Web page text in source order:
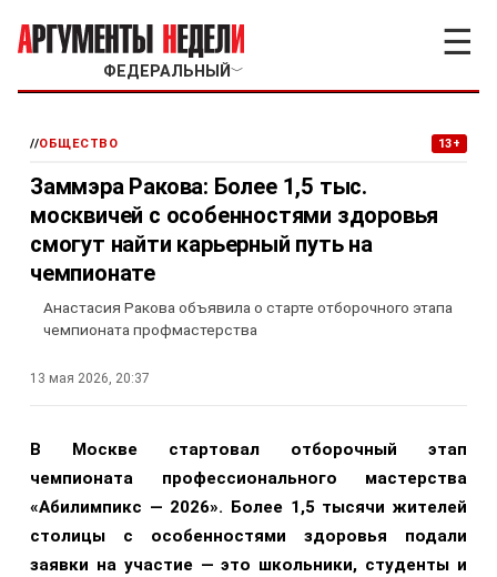
ФЕДЕРАЛЬНЫЙ ﹀
☰
//ОБЩЕСТВО 13+
Заммэра Ракова: Более 1,5 тыс.
москвичей с особенностями здоровья
смогут найти карьерный путь на
чемпионате
Анастасия Ракова объявила о старте отборочного этапа
чемпионата профмастерства
13 мая 2026, 20:37
В Москве стартовал отборочный этап
чемпионата профессионального мастерства
«Абилимпикс — 2026». Более 1,5 тысячи жителей
столицы с особенностями здоровья подали
заявки на участие — это школьники, студенты и